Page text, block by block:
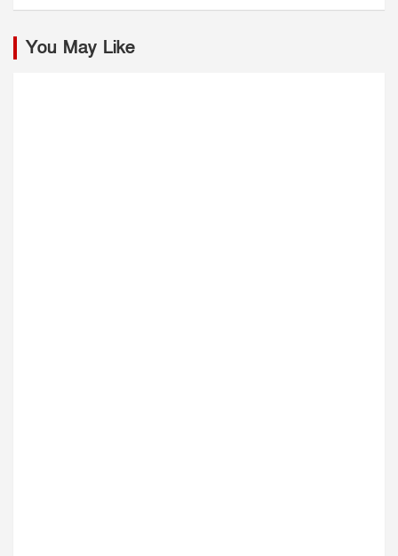
You May Like